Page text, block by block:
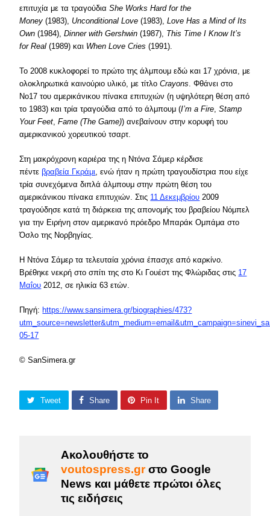
επιτυχία με τα τραγούδιαShe Works Hard for the
Money (1983), Unconditional Love (1983),Love Has a Mind of Its
Own (1984),Dinner with Gershwin (1987), This Time I Know It’s
for Real (1989) και When Love Cries (1991).
Το 2008 κυκλοφορεί το πρώτο της άλμπουμ εδώ και 17 χρόνια, με
ολοκληρωτικά καινούριο υλικό, με τίτλοCrayons. Φθάνει στο
Νο17 του αμερικάνικου πίνακα επιτυχιών (η υψηλότερη θέση από
το 1983) και τρία τραγούδια από το άλμπουμ (I’m a Fire,Stamp
Your Feet,Fame (The Game)) ανεβαίνουν στην κορυφή του
αμερικανικού χορευτικού τσαρτ.
Στη μακρόχρονη καριέρα της η Ντόνα Σάμερ κέρδισε
πέντε βραβεία Γκράμι, ενώ ήταν η πρώτη τραγουδίστρια που είχε
τρία συνεχόμενα διπλά άλμπουμ στην πρώτη θέση του
αμερικάνικου πίνακα επιτυχιών. Στις 11 Δεκεμβρίου 2009
τραγούδησε κατά τη διάρκεια της απονομής του βραβείου Νόμπελ
για την Ειρήνη στον αμερικανό πρόεδρο Μπαράκ Ομπάμα στο
Όσλο της Νορβηγίας.
Η Ντόνα Σάμερ τα τελευταία χρόνια έπασχε από καρκίνο.
Βρέθηκε νεκρή στο σπίτι της στο Κι Γουέστ της Φλώριδας στις 17
Μαΐου 2012, σε ηλικία 63 ετών.
Πηγή: https://www.sansimera.gr/biographies/473?
05-17
© SanSimera.gr
Tweet Share Pin It Share
Ακολουθήστε το
voutospress.grστο Google
News και μάθετε πρώτοι όλες
τις ειδήσεις